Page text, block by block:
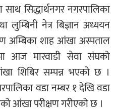
सिद्धार्थनगर नगरपालिका
नेत्र बिज्ञान अध्ययन
अम्बिका शाह आंखा अस्पताल
आज मारवाडी सेवा संघको
शिबिर सम्पन्न भएको छ ।
वडा नम्बर १ देखि वडा
आंखा परीक्षण गरीएको छ ।